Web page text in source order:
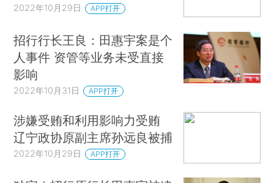
2022年10月29日 APP打开
招行行长王良：田惠宇案是个
人事件 资管等业务未受直接
影响
2022年10月31日 APP打开
涉嫌受贿和利用影响力受贿
辽宁政协原副主席孙远良被捕
2022年10月29日 APP打开